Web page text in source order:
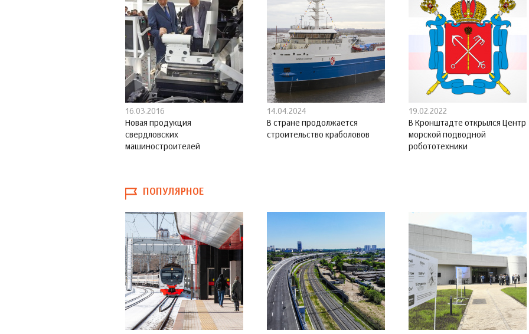
16.03.2016
Новая продукция
свердловских
машиностроителей
14.04.2024
В стране продолжается
строительство краболовов
19.02.2022
В Кронштадте открылся Центр
морской подводной
робототехники
ПОПУЛЯРНОЕ